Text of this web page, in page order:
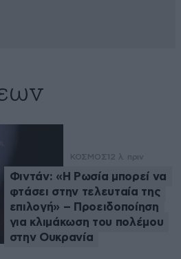
ΚΟΣΜΟΣ 12 λ. πριν
Φιντάν: «Η Ρωσία μπορεί να
φτάσει στην τελευταία της
επιλογή» – Προειδοποίηση
για κλιμάκωση του πολέμου
στην Ουκρανία